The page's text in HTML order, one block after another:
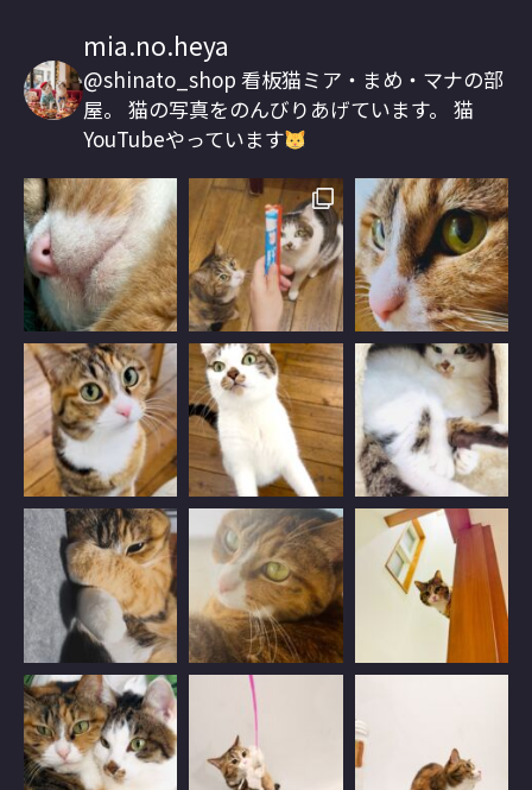
mia.no.heya
@shinato_shop 看板猫ミア・まめ・マナの部
屋。 猫の写真をのんびりあげています。 猫
YouTubeやっています